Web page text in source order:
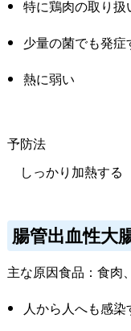
特に鶏肉の取り扱
少量の菌でも発症
熱に弱い
予防法
しっかり加熱する
腸管出血性大
主な原因食品：食肉
人から人へも感染